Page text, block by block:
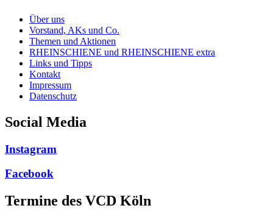
Über uns
Vorstand, AKs und Co.
Themen und Aktionen
RHEINSCHIENE und RHEINSCHIENE extra
Links und Tipps
Kontakt
Impressum
Datenschutz
Social Media
Instagram
Facebook
Termine des VCD Köln